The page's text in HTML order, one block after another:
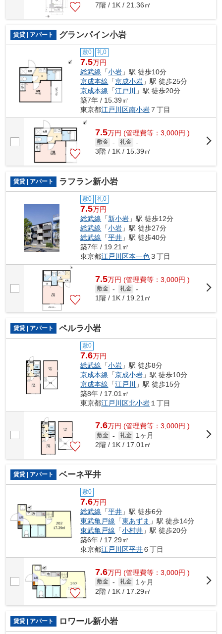
7階 / 1K / 21.36㎡
賃貸 | アパート グランパイン小岩
敷0 礼0
7.5万円
総武線 「小岩 」駅 徒歩10分
京成本線 「京成小岩 」駅 徒歩25分
京成本線 「江戸川
」駅 徒歩20分
築7年 / 15.39㎡
東京都江戸川区南小岩 ７丁目
7.5万円 (管理費等：3,000円 )
敷金 - 礼金 -
3階 / 1K / 15.39㎡
賃貸 | アパート ラフラン新小岩
敷0 礼0
7.5万円
総武線 「新小岩 」駅 徒歩12分
総武線 「小岩 」駅 徒歩27分
総武線 「平井 」駅 徒歩40分
築7年 / 19.21㎡
東京都江戸川区本一色３丁目
7.5万円 (管理費等：3,000円 )
敷金 - 礼金 -
1階 / 1K / 19.21㎡
賃貸 | アパート ペルラ小岩
敷0
7.6万円
総武線 「小岩 」駅 徒歩8分
京成本線 「京成小岩 」駅 徒歩10分
京成本線 「江戸川 」駅 徒歩15分
築8年 / 17.01㎡
東京都江戸川区北小岩 １丁目
7.6万円 (管理費等：3,000円 )
敷金 - 礼金
1ヶ月
2階 / 1K / 17.01㎡
賃貸 | アパート ベーネ平井
敷0
7.6万円
総武線 「平井 」駅 徒歩6分
東武亀戸線 「東あずま 」駅 徒歩14分
東武亀戸線 「小村井 」駅 徒歩20分
築6年 / 17.29㎡
東京都江戸川区平井６丁目
7.6万円 (管理費等：3,000円 )
敷金 - 礼金
1ヶ月
2階 / 1K / 17.29㎡
賃貸 | アパート ロワール新小岩